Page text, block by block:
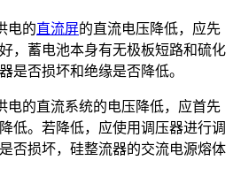
电的直流屏的直流电压降低，应先
，蓄电池本身有无极板短路和硫化
是否损坏和绝缘是否降低。
的直流系统的电压降低，应首先
低。若降低，应使用调压器进行调
否损坏，硅整流器的交流电源熔体